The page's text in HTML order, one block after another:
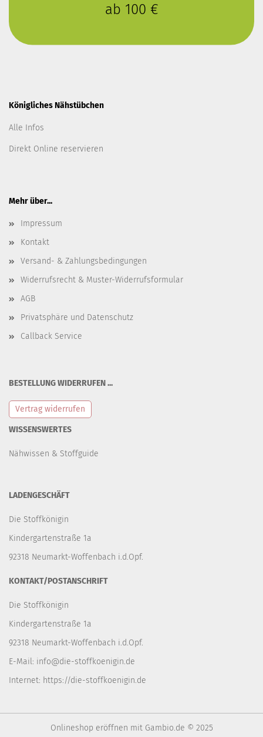
ab 100 €
Königliches Nähstübchen
Alle Infos
Direkt Online reservieren
Mehr über...
Impressum
Kontakt
Versand- & Zahlungsbedingungen
Widerrufsrecht & Muster-Widerrufsformular
AGB
Privatsphäre und Datenschutz
Callback Service
BESTELLUNG WIDERRUFEN ...
Vertrag widerrufen
WISSENSWERTES
Nähwissen & Stoffguide
LADENGESCHÄFT
Die Stoffkönigin
Kindergartenstraße 1a
92318 Neumarkt-Woffenbach i.d.Opf.
KONTAKT/POSTANSCHRIFT
Die Stoffkönigin
Kindergartenstraße 1a
92318 Neumarkt-Woffenbach i.d.Opf.
E-Mail: info@die-stoffkoenigin.de
Internet: https://die-stoffkoenigin.de
Onlineshop eröffnen mit Gambio.de © 2025